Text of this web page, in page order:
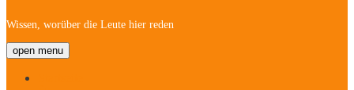
Wissen, worüber die Leute hier reden
open menu